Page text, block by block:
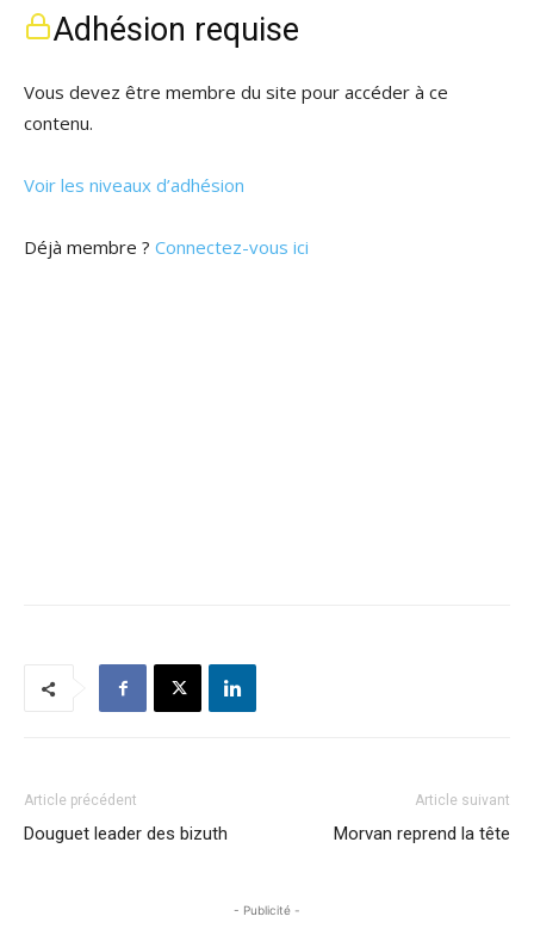
Adhésion requise
Vous devez être membre du site pour accéder à ce
contenu.
Voir les niveaux d’adhésion
Déjà membre ? Connectez-vous ici
Article précédent
Douguet leader des bizuth
Article suivant
Morvan reprend la tête
- Publicité -